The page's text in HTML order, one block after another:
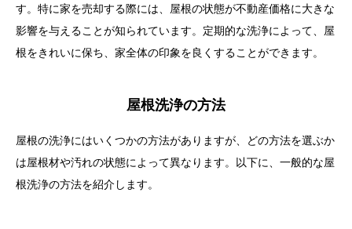
す。特に家を売却する際には、屋根の状態が不動産価格に大きな
影響を与えることが知られています。定期的な洗浄によって、屋
根をきれいに保ち、家全体の印象を良くすることができます。
屋根洗浄の方法
屋根の洗浄にはいくつかの方法がありますが、どの方法を選ぶか
は屋根材や汚れの状態によって異なります。以下に、一般的な屋
根洗浄の方法を紹介します。
屋根洗浄が必要な理由
3. 見た目の改善と資産価値の保護
屋根洗浄の方法
1. 高圧洗浄機を使った洗浄